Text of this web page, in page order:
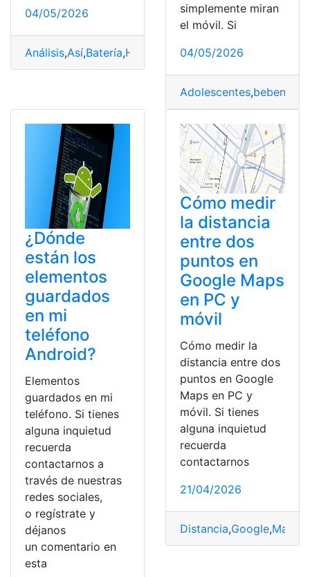
04/05/2026
Análisis,Así,Batería,HONOR Honor 600,imposible
simplemente miran
el móvil. Si
04/05/2026
Adolescentes,beben
¿Dónde
están los
elementos
guardados
en mi
teléfono
Android?
Elementos
guardados en mi
teléfono. Si tienes
alguna inquietud
recuerda
contactarnos a
través de nuestras
redes sociales,
o regístrate y
déjanos
un comentario en
esta
Cómo medir
la distancia
entre dos
puntos en
Google Maps
en PC y
móvil
Cómo medir la
distancia entre dos
puntos en Google
Maps en PC y
móvil. Si tienes
alguna inquietud
recuerda
contactarnos
21/04/2026
Distancia,Google,Maps